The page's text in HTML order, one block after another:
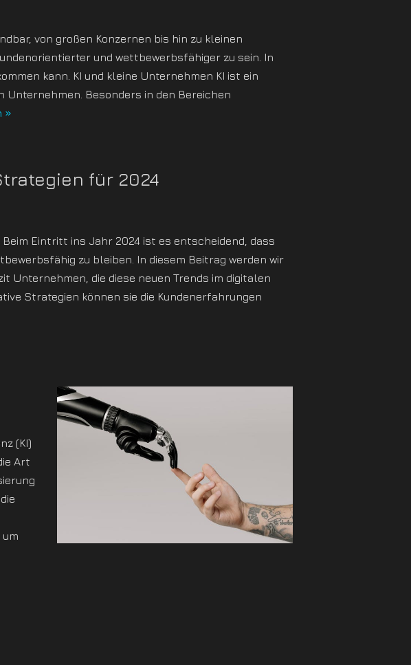
von großen Konzernen bis hin zu kleinen
und wettbewerbsfähiger zu sein. In
kann. KI und kleine Unternehmen KI ist ein
Besonders in den Bereichen
»
für 2024
Eintritt ins Jahr 2024 ist es entscheidend, dass
zu bleiben. In diesem Beitrag werden wir
Unternehmen, die diese neuen Trends im digitalen
Strategien können sie die Kundenerfahrungen
(KI)
Art